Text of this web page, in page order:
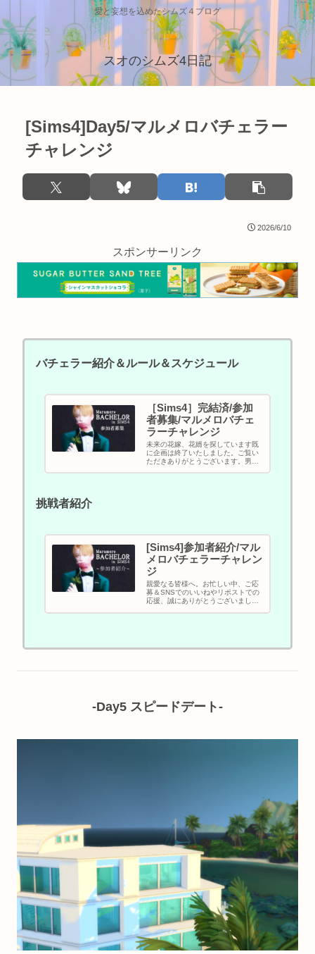
愛と妄想を込めたシムズ４ブログ
スオのシムズ4日記
[Sims4]Day5/マルメロバチェラー
チャレンジ
2026/6/10
スポンサーリンク
バチェラー紹介＆ルール＆スケジュール
［Sims4］完結済/参加
者募集/マルメロバチェ
ラーチャレンジ
未来の花嫁、花婿を探しています既
に企画は終了いたしました。ご覧い
ただきありがとうございます。男子
挑戦者紹介
[Sims4]参加者紹介/マル
メロバチェラーチャレン
ジ
親愛なる皆様へ。お忙しい中、ご応
募＆SNSでのいいねやリポストでの
応援、誠にありがとうございまし
-Day5 スピードデート-